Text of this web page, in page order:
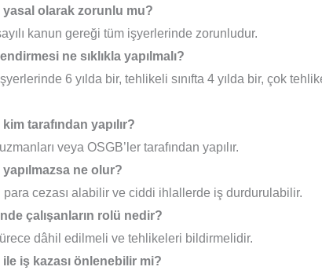
yasal olarak zorunlu mu?
kanun gereği tüm işyerlerinde zorunludur.
ne sıklıkla yapılmalı?
6 yılda bir, tehlikeli sınıfta 4 yılda bir, çok
tarafından yapılır?
veya OSGB’ler tarafından yapılır.
ne olur?
para cezası alabilir ve ciddi ihlallerde iş durdurulabilir.
çalışanların rolü nedir?
dâhil edilmeli ve tehlikeleri bildirmelidir.
ile iş kazası önlenebilir mi?